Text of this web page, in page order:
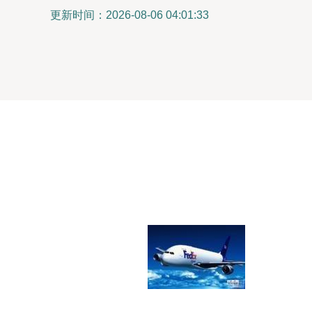
更新时间：2026-08-06 04:01:33